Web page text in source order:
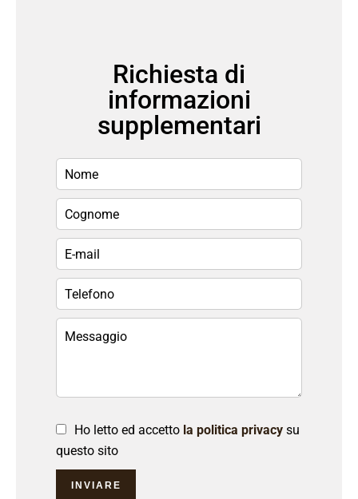
Richiesta di
informazioni
supplementari
Ho letto ed accetto la politica privacy su
questo sito
INVIARE